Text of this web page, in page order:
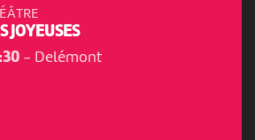
JOYEUSES
- Delémont